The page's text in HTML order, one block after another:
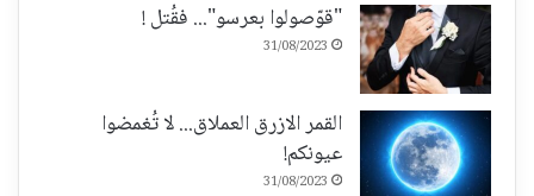
"قوّصولوا بعرسو"... فقُتل !
31/08/2023
القمر الازرق العملاق... لا تُغمضوا
عيونكم!
31/08/2023